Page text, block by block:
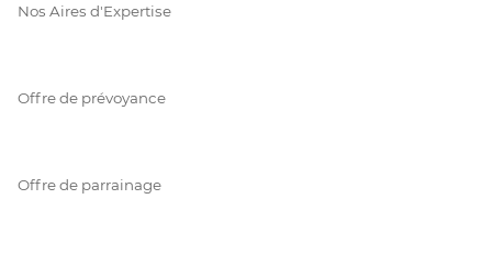
Nos Aires d'Expertise
Offre de prévoyance
Offre de parrainage